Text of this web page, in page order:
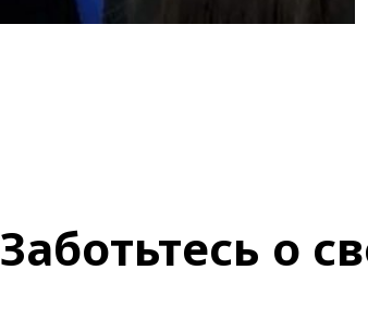
Заботьтесь о